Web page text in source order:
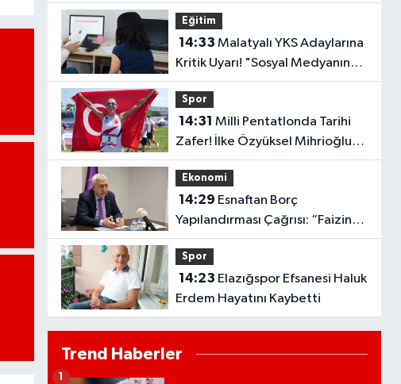
Araya Getirecek
Eğitim
14:33
Kritik Uyarı! "Sosyal Medyanın
Etkisiyle Tercih Yapmayın"
Spor
14:31
Zafer! İlke Özyüksel Mihrioğlu
Avrupa Şampiyonu Oldu..
Ekonomi
14:29
Yapılandırması Çağrısı: “Faizin
Faiziyle Borç Ödenmez”
Spor
14:23
Erdem Hayatını Kaybetti
Trend Haberler
1